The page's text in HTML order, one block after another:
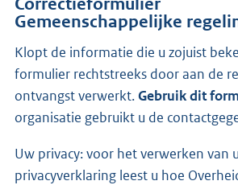
Gemeenschappelijke
Klopt de informatie die u zojuist
formulier rechtstreeks door aan de
ontvangst verwerkt.Gebruik dit
organisatie gebruikt u de
Uw privacy: voor het verwerken
privacyverklaring leest u hoe